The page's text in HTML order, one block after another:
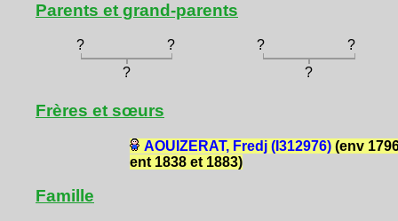
Parents et grand-parents
? ? ?
?
?
?
Frères et sœurs
AOUIZERAT, Fredj (I312976)(env
ent 1838 et 1883)
Famille